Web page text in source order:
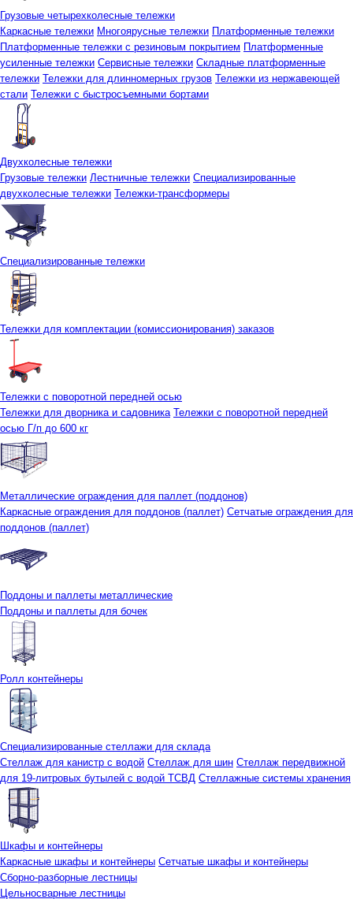
Грузовые четырехколесные тележки
Каркасные тележки Многоярусные тележки Платформенные тележки
Платформенные тележки с резиновым покрытием Платформенные
усиленные тележки Сервисные тележки Складные платформенные
тележки Тележки для длинномерных грузов Тележки из нержавеющей
стали Тележки с быстросъемными бортами
Двухколесные тележки
Грузовые тележки Лестничные тележки Специализированные
двухколесные тележки Тележки-трансформеры
Специализированные тележки
Тележки для комплектации (комиссионирования) заказов
Тележки с поворотной передней осью
Тележки для дворника и садовника Тележки с поворотной передней
осью Г/п до 600 кг
Металлические ограждения для паллет (поддонов)
Каркасные ограждения для поддонов (паллет) Сетчатые ограждения для
поддонов (паллет)
Поддоны и паллеты металлические
Поддоны и паллеты для бочек
Ролл контейнеры
Специализированные стеллажи для склада
Стеллаж для канистр с водой Стеллаж для шин Стеллаж передвижной
для 19-литровых бутылей с водой ТСВД Стеллажные системы хранения
Шкафы и контейнеры
Каркасные шкафы и контейнеры Сетчатые шкафы и контейнеры
Сборно-разборные лестницы
Цельносварные лестницы